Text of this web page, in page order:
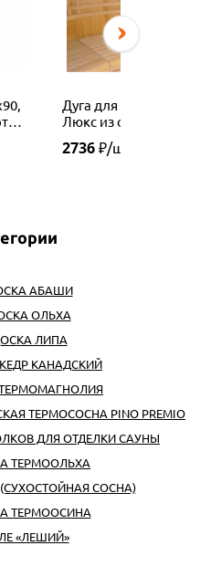
Дуга для спинки
Люкс из ольхи
2736₽/шт.
АБАШИ
ОЛЬХА
ЛИПА
КАНАДСКИЙ
ТЕРМОСОСНА PINO PREMIO
ДЛЯ ОТДЕЛКИ САУНЫ
ТЕРМООЛЬХА
СОСНА)
ТЕРМООСИНА
«ЛЕШИЙ»